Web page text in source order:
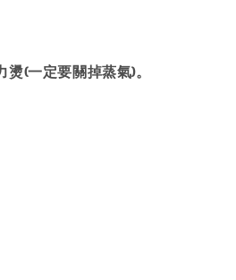
(一定要關掉蒸氣)。